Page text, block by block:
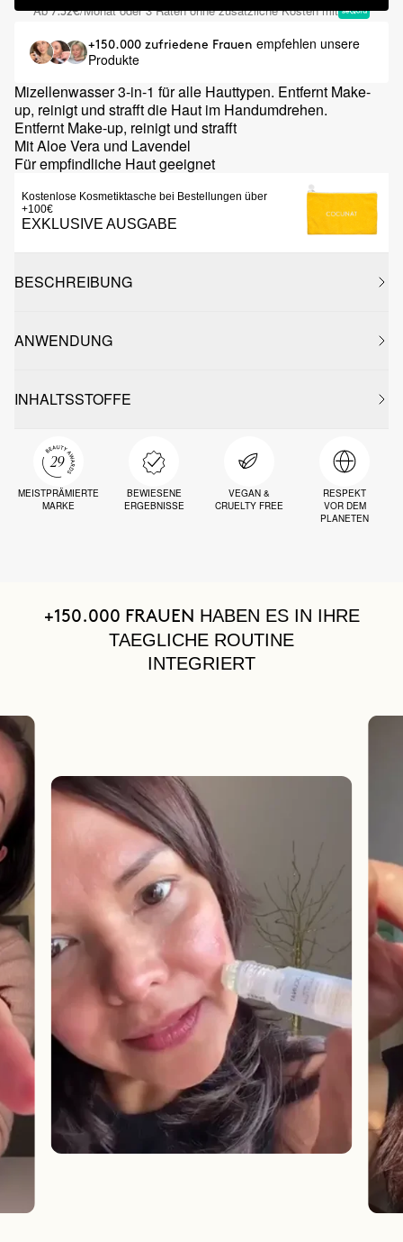
Ab7.32€/Monat oder 3 Raten ohne zusätzliche Kosten mit
+150.000 zufriedene Frauen empfehlen unsere
Produkte
Mizellenwasser 3-in-1 für alle Hauttypen. Entfernt Make-
up, reinigt und strafft die Haut im Handumdrehen.
Entfernt Make-up, reinigt und strafft
Mit Aloe Vera und Lavendel
Für empfindliche Haut geeignet
Kostenlose Kosmetiktasche bei Bestellungen über
+100€
EXKLUSIVE AUSGABE
BESCHREIBUNG
ANWENDUNG
INHALTSSTOFFE
MEISTPRÄMIERTE
MARKE
BEWIESENE
ERGEBNISSE
VEGAN &
CRUELTY FREE
RESPEKT
VOR DEM
PLANETEN
+150.000 FRAUEN HABEN ES IN IHRE
TAEGLICHE ROUTINE
INTEGRIERT